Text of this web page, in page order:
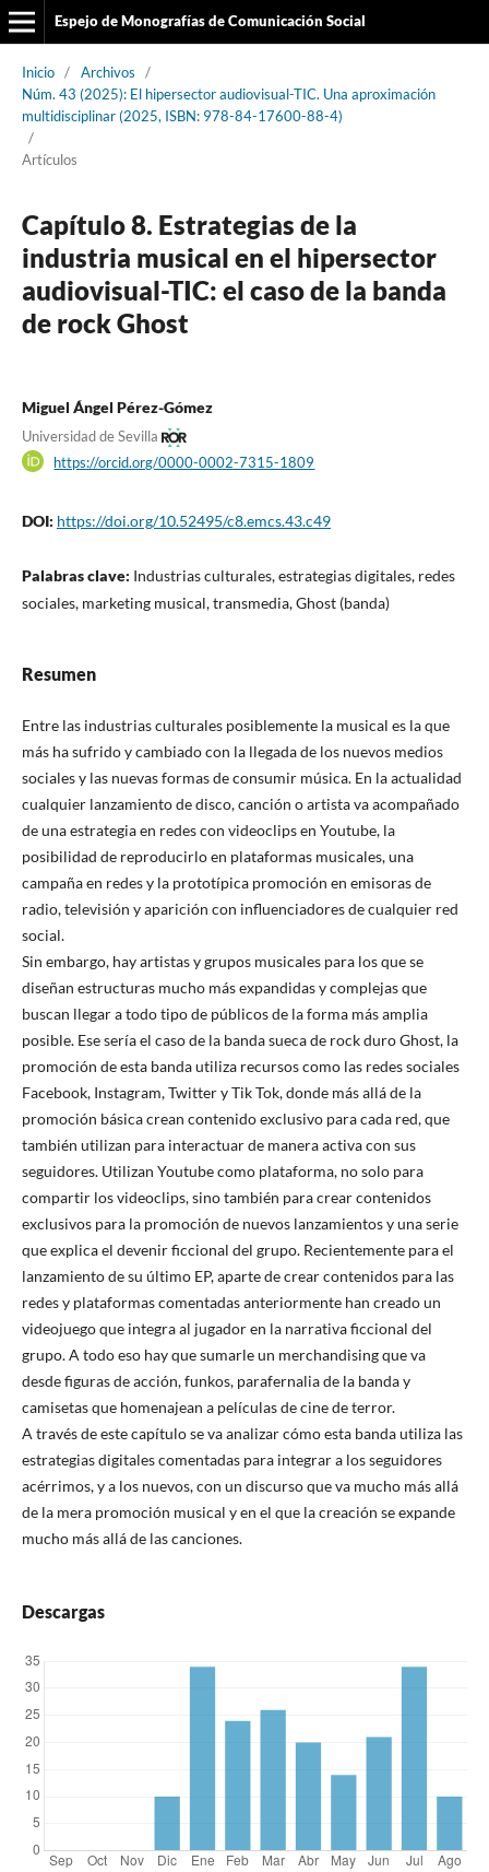
Espejo de Monografías de Comunicación Social
Inicio / Archivos
/
Núm. 43 (2025): El hipersector audiovisual-TIC. Una aproximación
multidisciplinar (2025, ISBN: 978-84-17600-88-4)
/
Artículos
Capítulo 8. Estrategias de la
industria musical en el hipersector
audiovisual-TIC: el caso de la banda
de rock Ghost
Miguel Ángel Pérez-Gómez
Universidad de Sevilla
https://orcid.org/0000-0002-7315-1809
DOI: https://doi.org/10.52495/c8.emcs.43.c49
Palabras clave: Industrias culturales, estrategias digitales, redes
sociales, marketing musical, transmedia, Ghost (banda)
Resumen
Entre las industrias culturales posiblemente la musical es la que
más ha sufrido y cambiado con la llegada de los nuevos medios
sociales y las nuevas formas de consumir música. En la actualidad
cualquier lanzamiento de disco, canción o artista va acompañado
de una estrategia en redes con videoclips en Youtube, la
posibilidad de reproducirlo en plataformas musicales, una
campaña en redes y la prototípica promoción en emisoras de
radio, televisión y aparición con influenciadores de cualquier red
social.
Sin embargo, hay artistas y grupos musicales para los que se
diseñan estructuras mucho más expandidas y complejas que
buscan llegar a todo tipo de públicos de la forma más amplia
posible. Ese sería el caso de la banda sueca de rock duro Ghost, la
promoción de esta banda utiliza recursos como las redes sociales
Facebook, Instagram, Twitter y Tik Tok, donde más allá de la
promoción básica crean contenido exclusivo para cada red, que
también utilizan para interactuar de manera activa con sus
seguidores. Utilizan Youtube como plataforma, no solo para
compartir los videoclips, sino también para crear contenidos
exclusivos para la promoción de nuevos lanzamientos y una serie
que explica el devenir ficcional del grupo. Recientemente para el
lanzamiento de su último EP, aparte de crear contenidos para las
redes y plataformas comentadas anteriormente han creado un
videojuego que integra al jugador en la narrativa ficcional del
grupo. A todo eso hay que sumarle un merchandising que va
desde figuras de acción, funkos, parafernalia de la banda y
camisetas que homenajean a películas de cine de terror.
A través de este capítulo se va analizar cómo esta banda utiliza las
estrategias digitales comentadas para integrar a los seguidores
acérrimos, y a los nuevos, con un discurso que va mucho más allá
de la mera promoción musical y en el que la creación se expande
mucho más allá de las canciones.
Descargas